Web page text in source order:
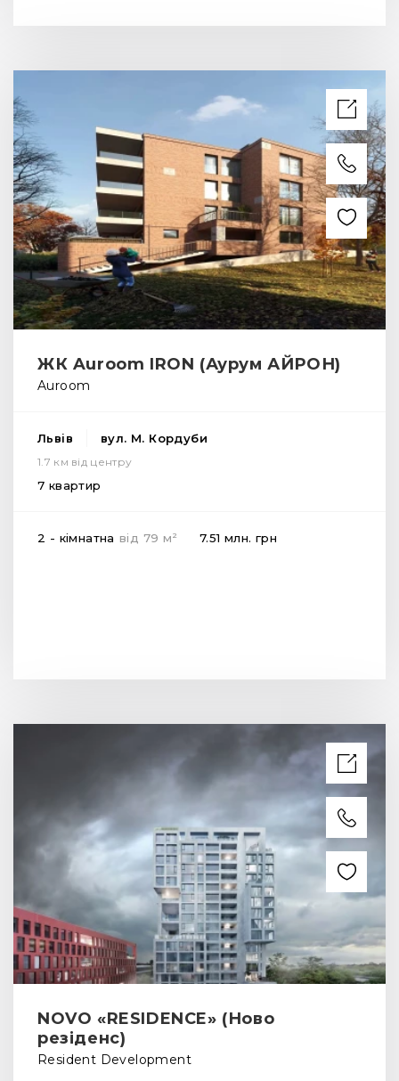
ЖК Auroom IRON (Аурум АЙРОН)
Auroom
Львів вул. М. Кордуби
1.7 км від центру
7 квартир
2 - кімнатна від 79 м 2 7.51 млн. грн
NOVO «RESIDENCE» (Ново
резіденс)
Resident Development